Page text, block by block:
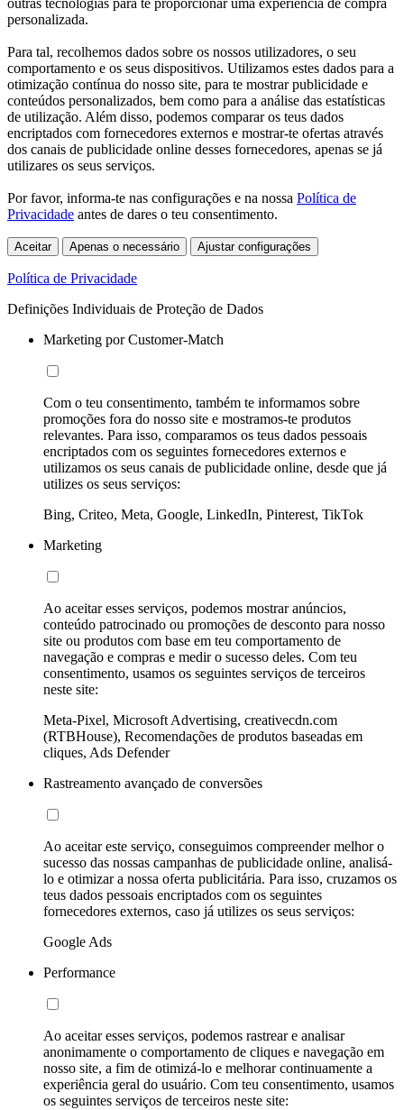
outras tecnologias para te proporcionar uma experiência de compra
personalizada.
Para tal, recolhemos dados sobre os nossos utilizadores, o seu
comportamento e os seus dispositivos. Utilizamos estes dados para a
otimização contínua do nosso site, para te mostrar publicidade e
conteúdos personalizados, bem como para a análise das estatísticas
de utilização. Além disso, podemos comparar os teus dados
encriptados com fornecedores externos e mostrar-te ofertas através
dos canais de publicidade online desses fornecedores, apenas se já
utilizares os seus serviços.
Por favor, informa-te nas configurações e na nossa Política de
Privacidade antes de dares o teu consentimento.
Aceitar Apenas o necessário Ajustar configurações
Política de Privacidade
Definições Individuais de Proteção de Dados
Marketing por Customer-Match
Com o teu consentimento, também te informamos sobre
promoções fora do nosso site e mostramos-te produtos
relevantes. Para isso, comparamos os teus dados pessoais
encriptados com os seguintes fornecedores externos e
utilizamos os seus canais de publicidade online, desde que já
utilizes os seus serviços:
Bing, Criteo, Meta, Google, LinkedIn, Pinterest, TikTok
Marketing
Ao aceitar esses serviços, podemos mostrar anúncios,
conteúdo patrocinado ou promoções de desconto para nosso
site ou produtos com base em teu comportamento de
navegação e compras e medir o sucesso deles. Com teu
consentimento, usamos os seguintes serviços de terceiros
neste site:
Meta-Pixel, Microsoft Advertising, creativecdn.com
(RTBHouse), Recomendações de produtos baseadas em
cliques, Ads Defender
Rastreamento avançado de conversões
Ao aceitar este serviço, conseguimos compreender melhor o
sucesso das nossas campanhas de publicidade online, analisá-
lo e otimizar a nossa oferta publicitária. Para isso, cruzamos os
teus dados pessoais encriptados com os seguintes
fornecedores externos, caso já utilizes os seus serviços:
Google Ads
Performance
Ao aceitar esses serviços, podemos rastrear e analisar
anonimamente o comportamento de cliques e navegação em
nosso site, a fim de otimizá-lo e melhorar continuamente a
experiência geral do usuário. Com teu consentimento, usamos
os seguintes serviços de terceiros neste site: